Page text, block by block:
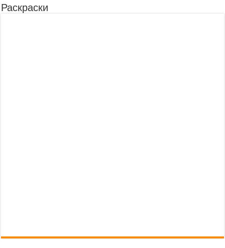
Раскраски